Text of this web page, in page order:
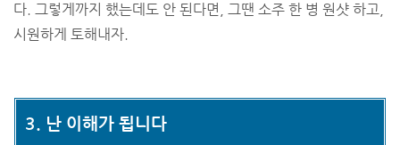
다. 그렇게까지 했는데도 안 된다면, 그땐 소주 한 병 원샷 하고,
시원하게 토해내자.
3. 난 이해가 됩니다